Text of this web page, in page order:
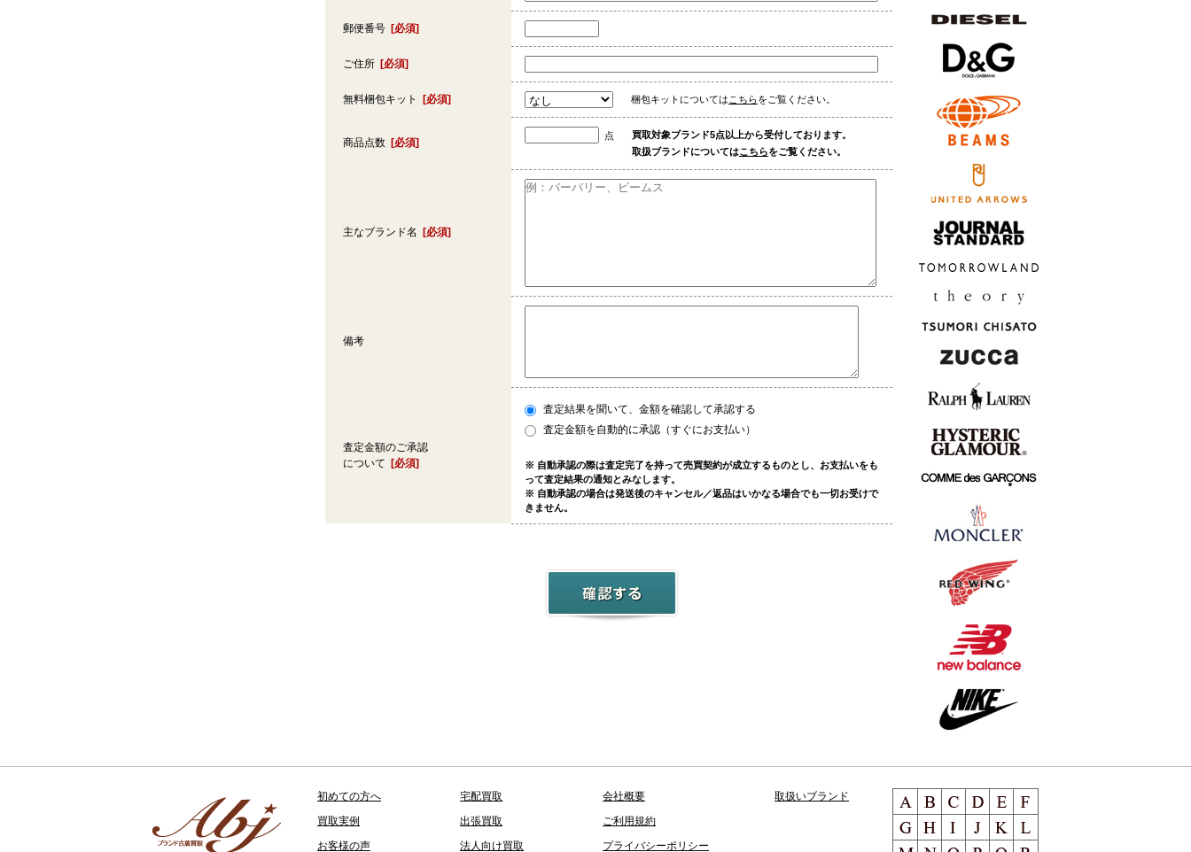
郵便番号 [必須]
ご住所 [必須]
無料梱包キット [必須] 梱包キットについては こちらをご覧ください。
商品点数 [必須]
点
買取対象ブランド5点以上から受付しております。
取扱ブランドについてはこちらをご覧ください。
主なブランド名 [必須]
備考
査定金額のご承認
について
[必須]
査定結果を聞いて、金額を確認して承認する
査定金額を自動的に承認（すぐにお支払い）
※ 自動承認の際は査定完了を持って売買契約が成立するものとし、お支払いをも
って査定結果の通知とみなします。
※ 自動承認の場合は発送後のキャンセル／返品はいかなる場合でも一切お受けで
きません。
初めての方へ 宅配買取 会社概要
取扱いブランド
買取実例
出張買取
ご利用規約
お客様の声
法人向け買取 プライバシーポリシー